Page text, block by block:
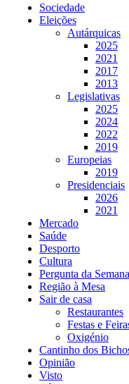
Sociedade
Eleições
Autárquicas
2025
2021
2017
2013
Legislativas
2025
2024
2022
2019
Europeias
2019
Presidenciais
2026
2021
Mercado
Saúde
Desporto
Cultura
Pergunta da Semana
Região à Mesa
Sair de casa
Restaurantes
Festas e
Oxigénio
Cantinho dos
Opinião
Visto